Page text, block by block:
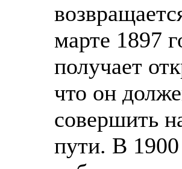
марте 1897
получает
что он
совершить
пути. В 1900